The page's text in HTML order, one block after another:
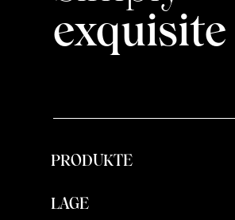
exquisite
PRODUKTE
LAGE